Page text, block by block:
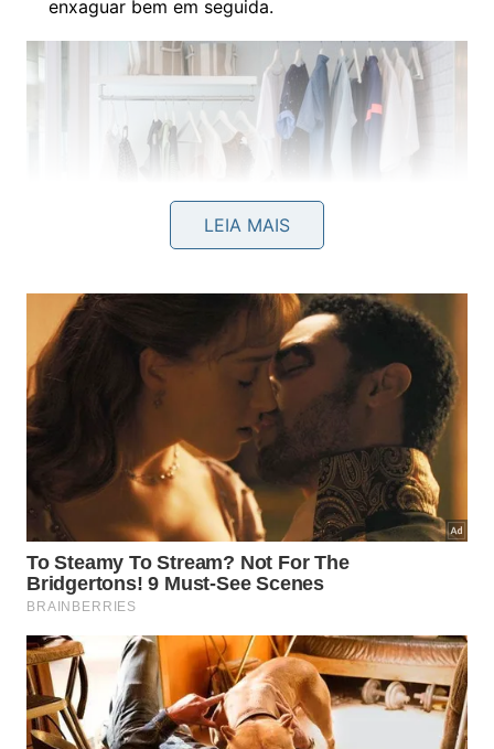
enxaguar bem em seguida.
Roupas com cheiro de mofo têm solução simples com
ingredientes caseiros que neutralizam o odor de forma
eficaz. -
Créditos: depositphotos.com / khongkitwiriyachan
Como usar o vinagre na máquina de
lavar e em roupas delicadas?
Na máquina de lavar, ovinagre
pode substituir o
amaciante, ajudando a soltar as fibras e suavizar o
tecido
. Basta colocar as roupas no tambor,
adicionar o sabão de costume e pôr o vinagre
branco no compartimento do amaciante,
escolhendo o ciclo adequado ao tipo de tecido.
Em peças delicadas, como seda, renda, lingerie fina
e malha levinha, o ideal é usar água fria e pouca
quantidade de vinagre, deixando de molho por
LEIA MAIS